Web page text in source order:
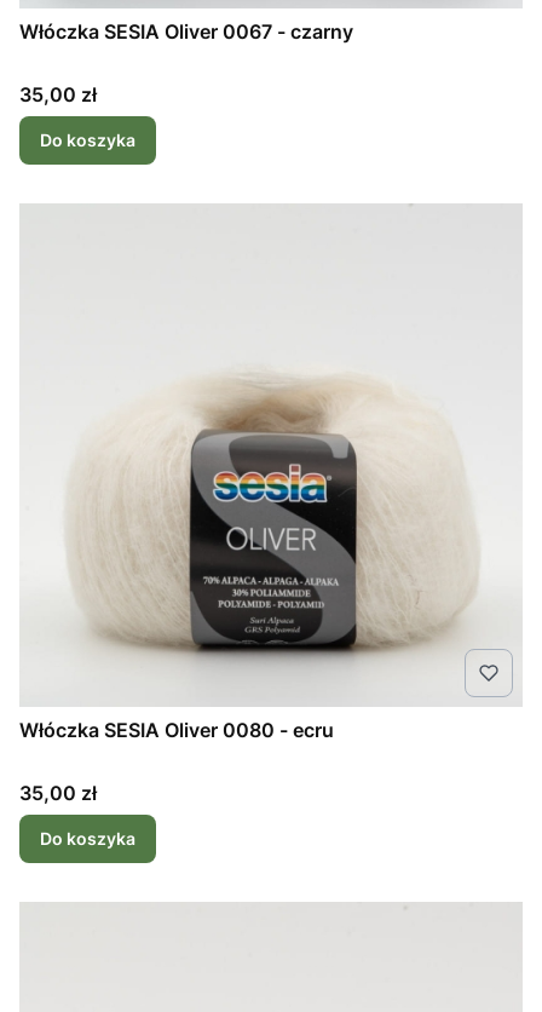
Włóczka SESIA Oliver 0067 - czarny
Cena
35,00 zł
Do koszyka
Włóczka SESIA Oliver 0080 - ecru
Cena
35,00 zł
Do koszyka